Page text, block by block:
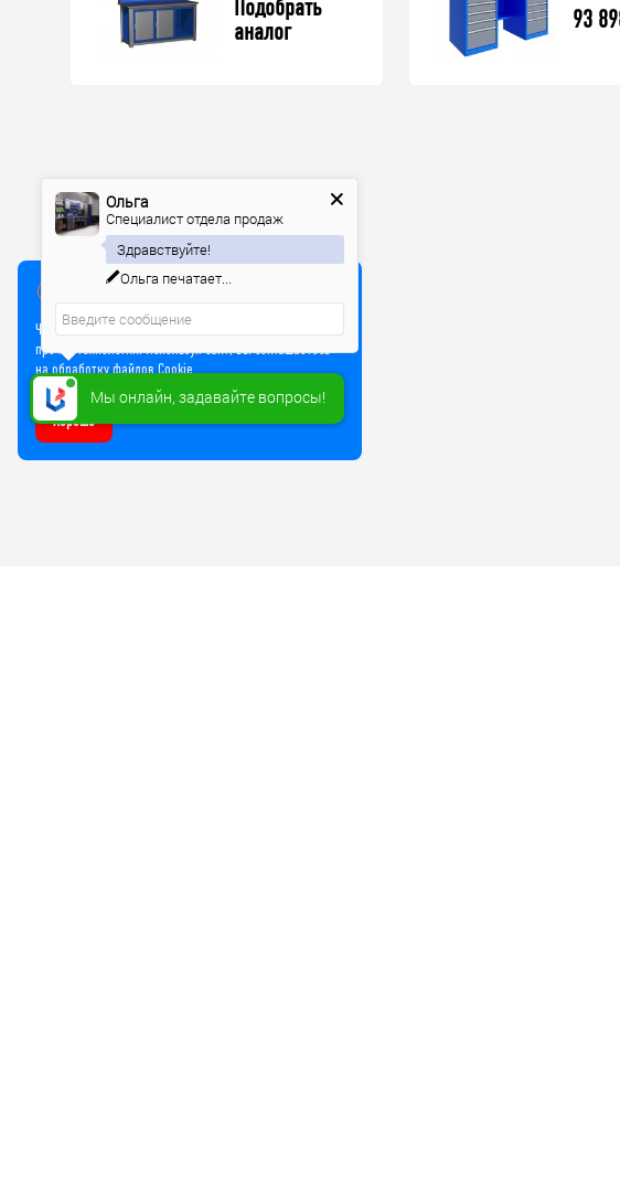
Подобрать
аналог
93
Мы используем куки
Чтобы улучшить работу сайта, мы используем Cookie и
прочие технологии. Используя сайт, вы соглашаетесь
на обработку файлов Cookie
Хорошо
Мы онлайн, задавайте вопросы!
Ольга
Специалист отдела продаж
Здравствуйте!
Ольга печатает...